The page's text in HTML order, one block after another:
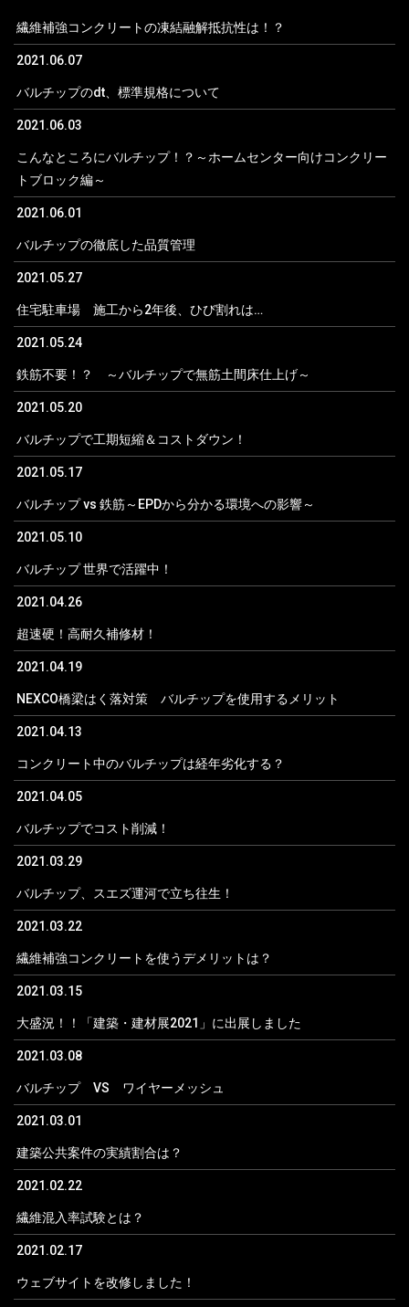
繊維補強コンクリートの凍結融解抵抗性は！？
2021.06.07
バルチップのdt、標準規格について
2021.06.03
こんなところにバルチップ！？～ホームセンター向けコンクリー
トブロック編～
2021.06.01
バルチップの徹底した品質管理
2021.05.27
住宅駐車場 施工から2年後、ひび割れは…
2021.05.24
鉄筋不要！？ ～バルチップで無筋土間床仕上げ～
2021.05.20
バルチップで工期短縮＆コストダウン！
2021.05.17
バルチップ vs 鉄筋～EPDから分かる環境への影響～
2021.05.10
バルチップ 世界で活躍中！
2021.04.26
超速硬！高耐久補修材！
2021.04.19
NEXCO橋梁はく落対策 バルチップを使用するメリット
2021.04.13
コンクリート中のバルチップは経年劣化する？
2021.04.05
バルチップでコスト削減！
2021.03.29
バルチップ、スエズ運河で立ち往生！
2021.03.22
繊維補強コンクリートを使うデメリットは？
2021.03.15
大盛況！！「建築・建材展2021」に出展しました
2021.03.08
バルチップ VS ワイヤーメッシュ
2021.03.01
建築公共案件の実績割合は？
2021.02.22
繊維混入率試験とは？
2021.02.17
ウェブサイトを改修しました！